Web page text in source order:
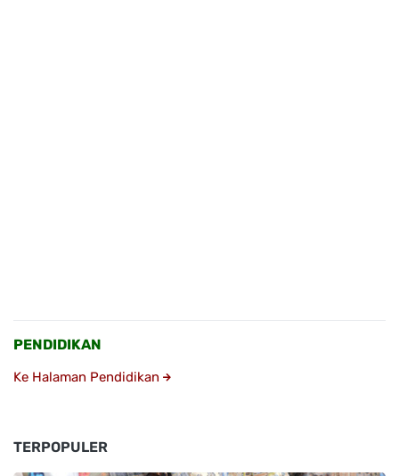
PENDIDIKAN
Ke Halaman Pendidikan
TERPOPULER